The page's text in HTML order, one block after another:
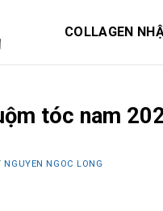
COLLAGEN
tóc nam
NGUYEN NGOC LONG